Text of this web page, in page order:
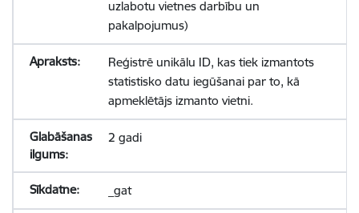
uzlabotu vietnes darbību un
pakalpojumus)
Reģistrē unikālu ID, kas tiek izmantots
statistisko datu iegūšanai par to, kā
apmeklētājs izmanto vietni.
2 gadi
_gat